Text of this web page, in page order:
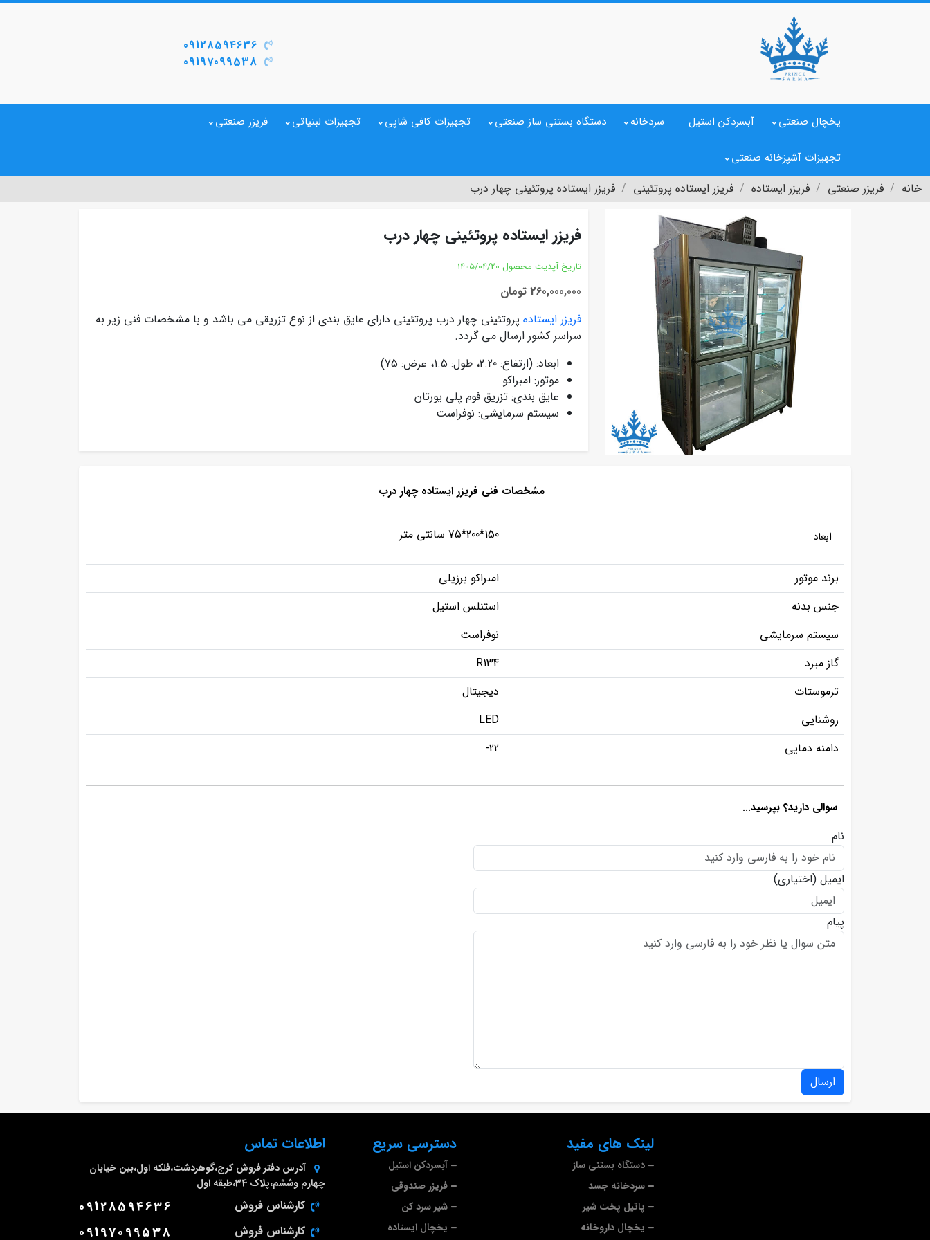
09128594636
09197099538
یخچال صنعتی آبسردکن استیل سردخانه دستگاه بستنی ساز صنعتی تجهیزات کافی شاپی تجهیزات لبنیاتی فریزر صنعتی
تجهیزات آشپزخانه صنعتی
خانه فریزر صنعتی فریزر ایستاده فریزر ایستاده پروتئینی فریزر ایستاده پروتئینی چهار درب
فریزر ایستاده پروتئینی چهار درب
تاریخ آپدیت محصول 1405/04/20
260,000,000 تومان
فریزر ایستاده پروتئینی چهار درب پروتئینی دارای عایق بندی از نوع تزریقی می باشد و با مشخصات فنی زیر به
سراسر کشور ارسال می گردد.
ابعاد: (ارتفاع: 2.20، طول: 1.5، عرض: 75)
موتور: امبراکو
عایق بندی: تزریق فوم پلی یورتان
سیستم سرمایشی: نوفراست
مشخصات فنی فریزر ایستاده چهار درب
ابعاد 150*200*75 سانتی متر
برند موتور
امبراکو برزیلی
جنس بدنه
استنلس استیل
سیستم سرمایشی
نوفراست
گاز مبرد
R134
ترموستات
دیجیتال
روشنایی
LED
دامنه دمایی
22-
سوالی دارید؟ بپرسید...
نام
ایمیل (اختیاری)
پیام
ارسال
لینک های مفید
دستگاه بستنی ساز
سردخانه جسد
پاتیل پخت شیر
یخچال داروخانه
دسترسی سریع
آبسردکن استیل
فریزر صندوقی
شیر سرد کن
یخچال ایستاده
اطلاعات تماس
آدرس دفتر فروش کرج،گوهردشت،فلکه اول،بین خیابان
چهارم وششم،پلاک 34،طبقه اول
کارشناس فروش 09128594636
کارشناس فروش 09197099538